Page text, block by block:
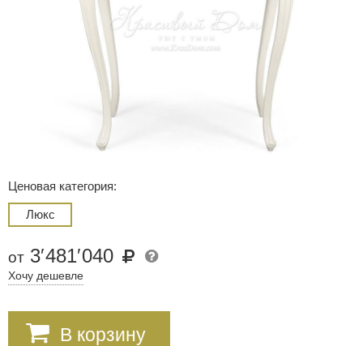
Ценовая категория:
Люкс
от 3′481′040
Хочу дешевле
В корзину